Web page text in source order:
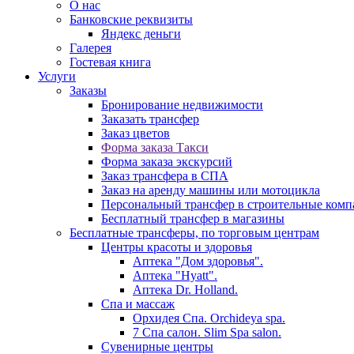
О нас
Банковские реквизиты
Яндекс деньги
Галерея
Гостевая книга
Услуги
Заказы
Бронирование недвижимости
Заказать трансфер
Заказ цветов
Форма заказа Такси
Форма заказа экскурсий
Заказ трансфера в СПА
Заказ на аренду машины или мотоцикла
Персональный трансфер в строительные
Бесплатный трансфер в магазины
Бесплатные трансферы, по торговым центрам
Центры красоты и здоровья
Аптека "Дом здоровья".
Аптека "Hyatt".
Аптека Dr. Holland.
Спа и массаж
Орхидея Спа. Orchideya spa.
7 Спа салон. Slim Spa salon.
Сувенирные центры